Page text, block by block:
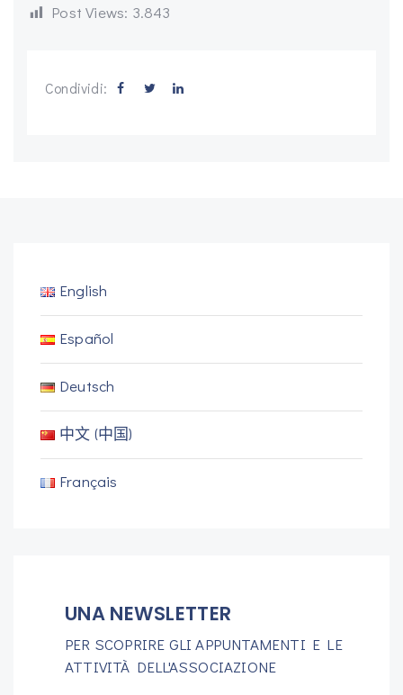
Post Views: 3.843
Condividi:
English
Español
Deutsch
中文 (中国)
Français
UNA NEWSLETTER
PER SCOPRIRE GLI APPUNTAMENTI E LE
ATTIVITÀ DELL'ASSOCIAZIONE